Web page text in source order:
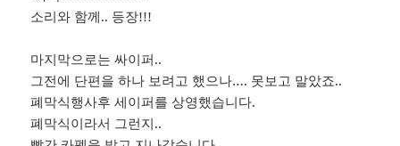
소리와 함께.. 등장!!!
마지막으로는 싸이퍼..
그전에 단편을 하나 보려고 했으나…. 못보고 말았죠..
폐막식행사후 세이퍼를 상영했습니다.
폐막식이라서 그런지..